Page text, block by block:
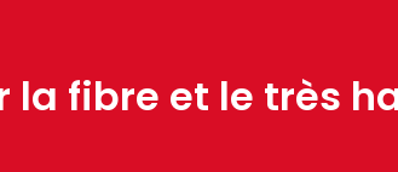
la fibre et le très